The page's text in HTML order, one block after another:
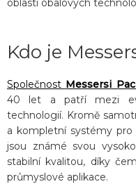
oblasti obalových
Kdo je
Společnost Messersi
40 let a patří mezi
technologií. Kromě
a kompletní systémy pro
jsou známé svou
stabilní kvalitou, díky
průmyslové aplikace.